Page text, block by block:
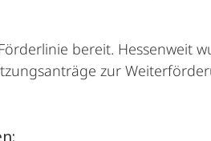
bereit. Hessenweit
zur